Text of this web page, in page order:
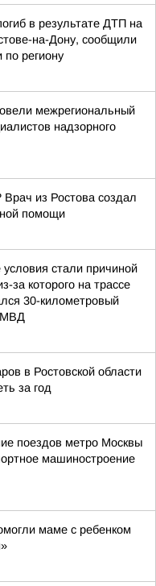
в результате ДТП на
на-Дону, сообщили
по региону
межрегиональный
надзорного
Врач из Ростова создал
помощи
стали причиной
за которого на трассе
30-километровый
МВД
в Ростовской области
за год
поездов метро Москвы
машиностроение
маме с ребенком